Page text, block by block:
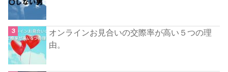
オンラインお見合いの交際率が高い５つの理
由。